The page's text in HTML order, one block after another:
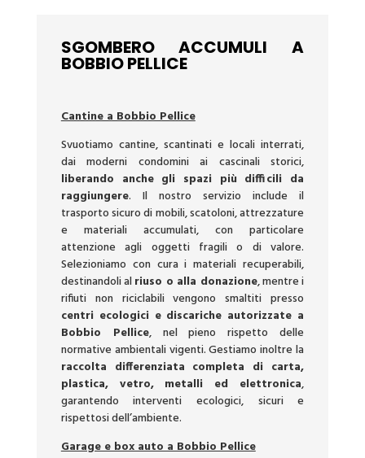
SGOMBERO ACCUMULI A
BOBBIO PELLICE
Cantine a Bobbio Pellice
Svuotiamo cantine, scantinati e locali interrati,
dai moderni condomini ai cascinali storici,
liberando anche gli spazi più difficili da
raggiungere. Il nostro servizio include il
trasporto sicuro di mobili, scatoloni, attrezzature
e materiali accumulati, con particolare
attenzione agli oggetti fragili o di valore.
Selezioniamo con cura i materiali recuperabili,
destinandoli alriuso o alla donazione, mentre i
rifiuti non riciclabili vengono smaltiti presso
centri ecologici e discariche autorizzate a
Bobbio Pellice, nel pieno rispetto delle
normative ambientali vigenti. Gestiamo inoltre la
raccolta differenziata completa di carta,
plastica, vetro, metalli ed elettronica,
garantendo interventi ecologici, sicuri e
rispettosi dell’ambiente.
Garage e box auto a Bobbio Pellice